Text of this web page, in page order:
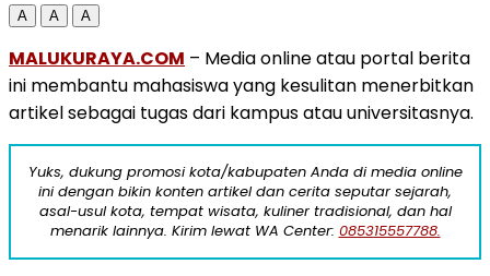
A A A
MALUKURAYA.COM – Media online atau portal berita
ini membantu mahasiswa yang kesulitan menerbitkan
artikel sebagai tugas dari kampus atau universitasnya.
Yuks, dukung promosi kota/kabupaten Anda di media online
ini dengan bikin konten artikel dan cerita seputar sejarah,
asal-usul kota, tempat wisata, kuliner tradisional, dan hal
menarik lainnya. Kirim lewat WA Center: 085315557788.